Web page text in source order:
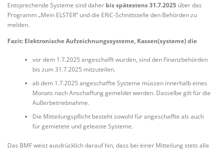
Entsprechende Systeme sind daher bis spätestens 31.7.2025 über das
Programm „Mein ELSTER“ und die ERiC-Schnittstelle den Behörden zu
melden.
Fazit: Elektronische Aufzeichnungssysteme, Kassen(systeme) die
vor dem 1.7.2025 angeschafft wurden, sind den Finanzbehörden
bis zum 31.7.2025 mitzuteilen.
ab dem 1.7.2025 angeschaffte Systeme müssen innerhalb eines
Monats nach Anschaffung gemeldet werden. Dasselbe gilt für die
Außerbetriebnahme.
Die Mitteilungspflicht besteht sowohl für angeschaffte als auch
für gemietete und geleaste Systeme.
Das BMF weist ausdrücklich darauf hin, dass bei einer Mitteilung stets alle